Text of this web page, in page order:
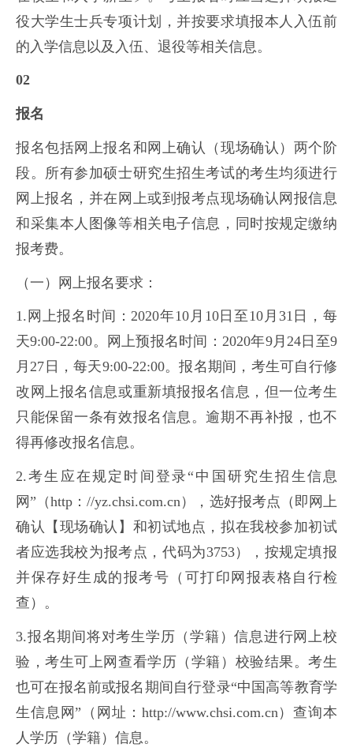
役大学生士兵专项计划，并按要求填报本人入伍前
的入学信息以及入伍、退役等相关信息。
02
报名
报名包括网上报名和网上确认（现场确认）两个阶
段。所有参加硕士研究生招生考试的考生均须进行
网上报名，并在网上或到报考点现场确认网报信息
和采集本人图像等相关电子信息，同时按规定缴纳
报考费。
（一）网上报名要求：
1.网上报名时间：2020年10月10日至10月31日，每
天9:00-22:00。网上预报名时间：2020年9月24日至9
月27日，每天9:00-22:00。报名期间，考生可自行修
改网上报名信息或重新填报报名信息，但一位考生
只能保留一条有效报名信息。逾期不再补报，也不
得再修改报名信息。
2.考生应在规定时间登录“中国研究生招生信息
网”（http：//yz.chsi.com.cn），选好报考点（即网上
确认【现场确认】和初试地点，拟在我校参加初试
者应选我校为报考点，代码为3753），按规定填报
并保存好生成的报考号（可打印网报表格自行检
查）。
3.报名期间将对考生学历（学籍）信息进行网上校
验，考生可上网查看学历（学籍）校验结果。考生
也可在报名前或报名期间自行登录“中国高等教育学
生信息网”（网址：http://www.chsi.com.cn）查询本
人学历（学籍）信息。